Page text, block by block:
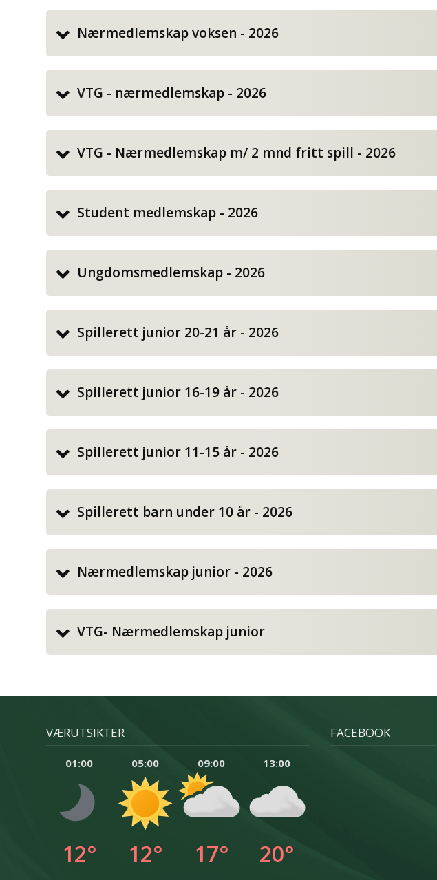
Nærmedlemskap voksen - 2026
VTG - nærmedlemskap - 2026
VTG - Nærmedlemskap m/ 2 mnd fritt spill - 2026
Student medlemskap - 2026
Ungdomsmedlemskap - 2026
Spillerett junior 20-21 år - 2026
Spillerett junior 16-19 år - 2026
Spillerett junior 11-15 år - 2026
Spillerett barn under 10 år - 2026
Nærmedlemskap junior - 2026
VTG- Nærmedlemskap junior
VÆRUTSIKTER
01:00
12°
05:00
12°
09:00
17°
13:00
20°
FACEBOOK